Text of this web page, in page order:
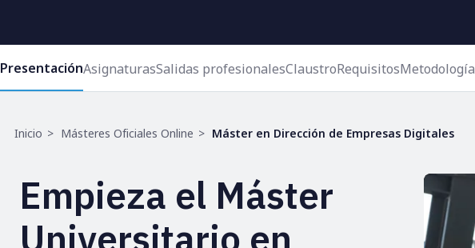
PresentaciónAsignaturasSalidas profesionalesClaustroRequisitosMetodología
Ruta
Inicio Másteres Oficiales Online Máster en Dirección de Empresas Digitales
Empieza el Máster
Universitario en